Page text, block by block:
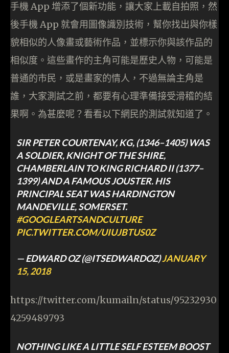
手機 App 增添了個新功能，讓大家上載自拍照，然
後手機 App 就會用圖像識別技術，幫你找出與你樣
貌相似的人像畫或藝術作品，並標示你與該作品的
相似度。這些畫作的主角可能是歷史人物，可能是
普通的市民，或是畫家的情人，不過無論主角是
誰，大家測試之前，都要有心理準備接受滑稽的結
果啊。為甚麼呢？看看以下網民的測試就知道了。
SIR PETER COURTENAY, KG, (1346–1405) WAS
A SOLDIER, KNIGHT OF THE SHIRE,
CHAMBERLAIN TO KING RICHARD II (1377–
1399) AND A FAMOUS JOUSTER. HIS
PRINCIPAL SEAT WAS HARDINGTON
MANDEVILLE, SOMERSET.
#GOOGLEARTSANDCULTURE
PIC.TWITTER.COM/UIUJBTUS0Z
— EDWARD OZ (@ITSEDWARDOZ)JANUARY
15, 2018
https://twitter.com/kumailn/status/95232930
4259489793
NOTHING LIKE A LITTLE SELF ESTEEM BOOST